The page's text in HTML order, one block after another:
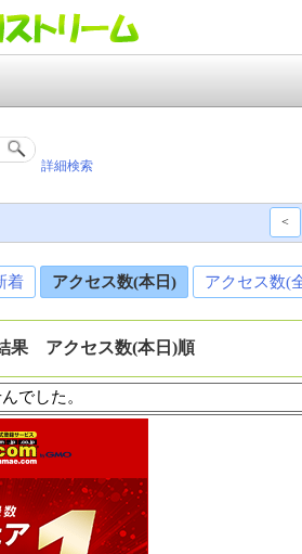
詳細検索
<
着 アクセス数(本日) アクセス数(
果 アクセス数(本日)順
でした。